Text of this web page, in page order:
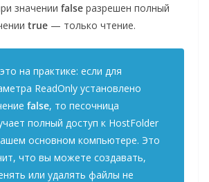
значении false разрешен полный
true — только чтение.
на практике: если для
ReadOnly установлено
false, то песочница
полный доступ к HostFolder
основном компьютере. Это
что вы можете создавать,
или удалять файлы не